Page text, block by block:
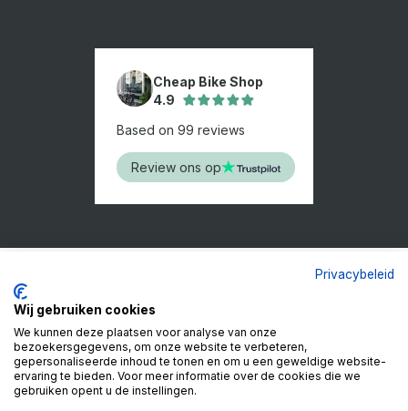
Cheap Bike Shop
4.9
Based on 99 reviews
Review ons op
Privacybeleid
Wij gebruiken cookies
We kunnen deze plaatsen voor analyse van onze
bezoekersgegevens, om onze website te verbeteren,
gepersonaliseerde inhoud te tonen en om u een geweldige website-
ervaring te bieden. Voor meer informatie over de cookies die we
gebruiken opent u de instellingen.